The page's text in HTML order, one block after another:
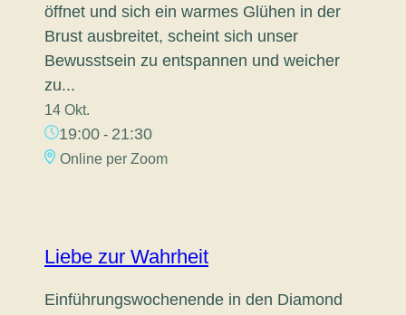
öffnet und sich ein warmes Glühen in der
Brust ausbreitet, scheint sich unser
Bewusstsein zu entspannen und weicher
zu...
14 Okt.
19:00 - 21:30
Online per Zoom
Liebe zur Wahrheit
Einführungswochenende in den Diamond